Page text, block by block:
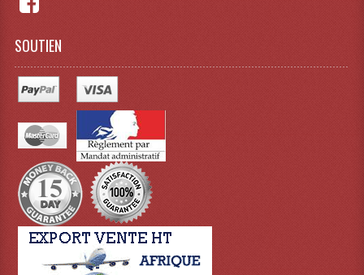
Projecteurs Plafonniers Et Encastrés
Projecteurs Théâtre Led
Projecteurs Traditionnels
Projecteurs Cycliodes
Projecteurs Découpes
Projecteurs Par : 16 À 64 Et Autres
SOUTIEN